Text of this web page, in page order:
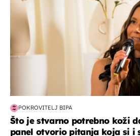
POKROVITELJ BIPA
Što je stvarno potrebno koži
panel otvorio pitanja koja si i